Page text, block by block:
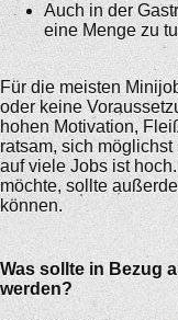
Auch in der
eine Menge zu
Für die meisten
oder keine
hohen Motivation,
ratsam, sich
auf viele Jobs ist
möchte, sollte
können.
Was sollte in Bezug
werden?